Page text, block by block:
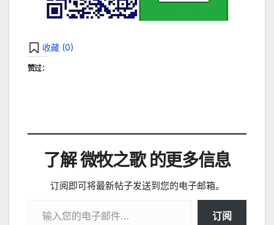
收藏 (0)
赞过：
了解 微牧之歌 的更多信息
订阅即可将最新帖子发送到您的电子邮箱。
订阅